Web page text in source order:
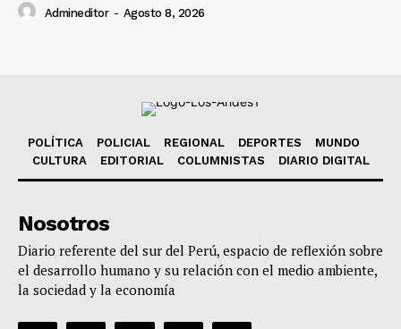
Admineditor - Agosto 8, 2026
POLÍTICA POLICIAL REGIONAL DEPORTES
MUNDO
CULTURA
EDITORIAL COLUMNISTAS DIARIO DIGITAL
Nosotros
Diario referente del sur del Perú, espacio de reflexión sobre
el desarrollo humano y su relación con el medio ambiente,
la sociedad y la economía